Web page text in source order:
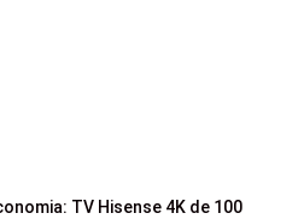
TV Hisense 4K de 100